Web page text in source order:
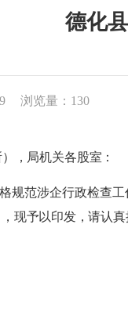
德化
浏览量： 130
，局机关各 股室：
格规范涉企行政检查
， 现予以印发，请认真